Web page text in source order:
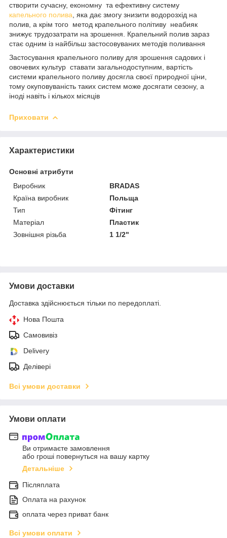
створити сучасну, економну та ефективну систему
капельного полива , яка дає змогу знизити водорозхід на
полив, а крім того метод крапельного політиву неабияк
знижує трудозатрати на зрошення. Крапельний полив зараз
стає одним із найбільш застосовуваних методів поливання
Застосування крапельного поливу для зрошення садових і
овочевих культур ставати загальнодоступним, вартість
системи крапельного поливу досягла своєї природної ціни,
тому окуповуваність таких систем може досягати сезону, а
іноді навіть і кількох місяців
Приховати
Характеристики
Основні атрибути
Виробник
BRADAS
Країна виробник
Польща
Тип
Фітинг
Матеріал
Пластик
Зовнішня різьба
1 1/2"
Умови доставки
Доставка здійснюється тільки по передоплаті.
Нова Пошта
Самовивіз
Delivery
Делівері
Всі умови доставки
Умови оплати
Ви отримаєте замовлення
або гроші повернуться на вашу картку
Детальніше
Післяплата
Оплата на рахунок
оплата через приват банк
Всі умови оплати